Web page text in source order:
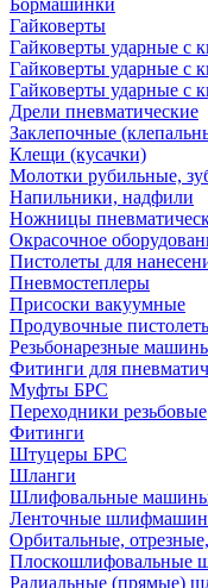
Бормашинки
Гайковерты
Гайковерты ударные с
Гайковерты ударные с
Гайковерты ударные с
Дрели пневматические
Заклепочные
Клещи (кусачки)
Молотки рубильные,
Напильники, надфили
Ножницы
Окрасочное
Пистолеты для
Пневмостеплеры
Присоски вакуумные
Продувочные
Резьбонарезные
Фитинги для
Муфты БРС
Переходники резьбовые
Фитинги
Штуцеры БРС
Шланги
Шлифовальные
Ленточные
Орбитальные,
Плоскошлифовальные
Радиальные (прямые)